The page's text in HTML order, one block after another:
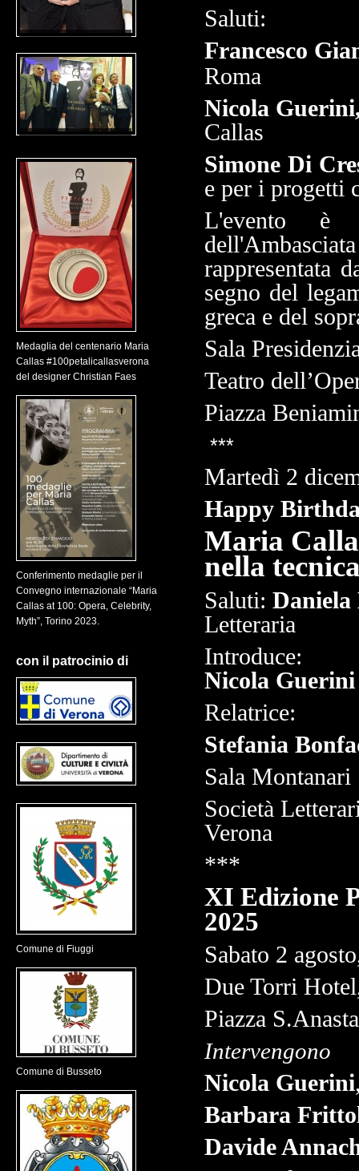
Saluti:
Francesco
Roma
Nicola
Callas
Simone Di
e per i progetti
L'evento è
rappresentata
segno del
greca e del
Sala
Teatro
Piazza
***
Martedì 2
Happy
Maria
nella
Saluti:
Letteraria
Introduce:
Nicola Guerini
Relatrice:
Stefania
Sala Montanari
Società
Verona
***
XI Edizione
2025
Sabato 2
Due Torri
Piazza
Intervengono
Nicola Guerini
Barbara
Davide
Medaglia del centenario Maria
Callas #100petalicallasverona
del designer Christian Faes
Conferimento medaglie per il
Convegno internazionale “Maria
Callas at 100: Opera, Celebrity,
Myth”, Torino 2023.
con il patrocinio di
Comune di Fiuggi
Comune di Busseto